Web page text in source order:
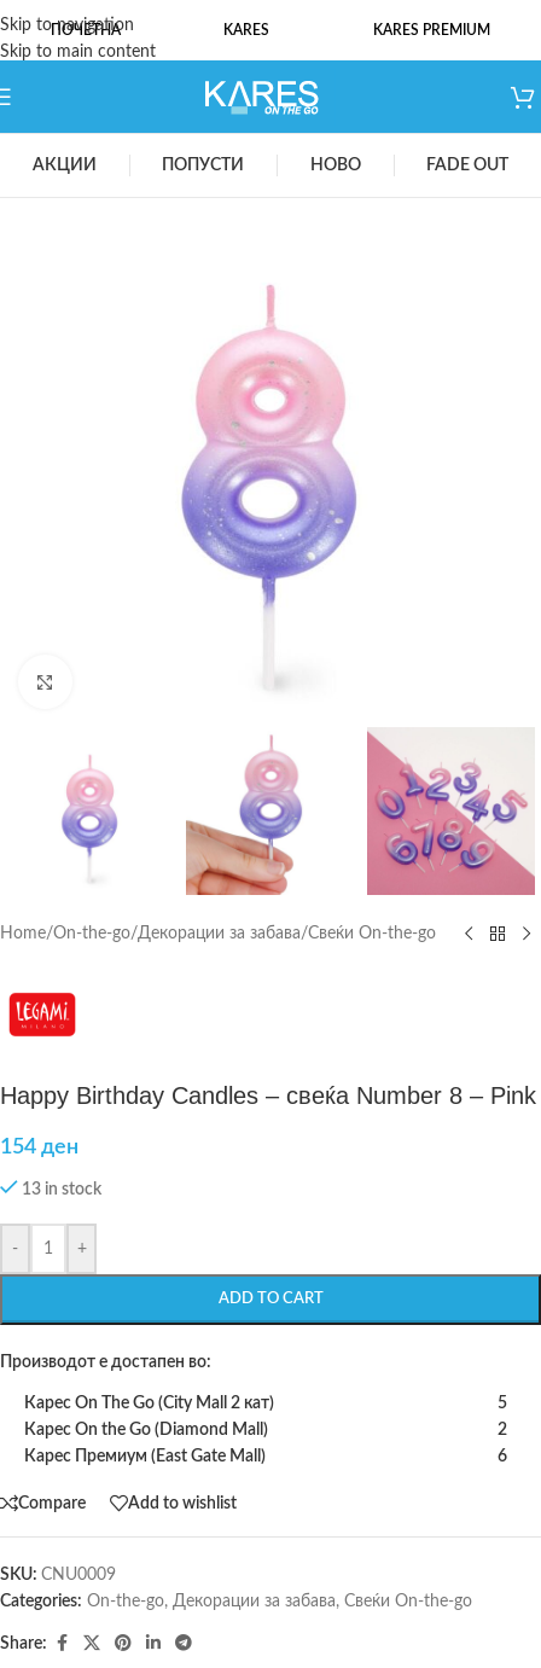
Skip to navigation
Skip to main content
ПОЧЕТНА KARES KARES PREMIUM
АКЦИИ ПОПУСТИ НОВО FADE OUT
Home/On-the-go/Декорации за забава/Свеќи On-the-go
Happy Birthday Candles – свеќа Number 8 – Pink
154 ден
13 in stock
- +
ADD TO CART
Производот е достапен во:
Карес On The Go (City Mall 2 кат)
5
Карес On the Go (Diamond Mall)
2
Карес Премиум (East Gate Mall)
6
Compare Add to wishlist
SKU: CNU0009
Categories: On-the-go, Декорации за забава, Свеќи On-the-go
Share: